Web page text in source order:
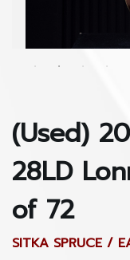
(Used)
28LD
of 72
SITKA SPRUCE /